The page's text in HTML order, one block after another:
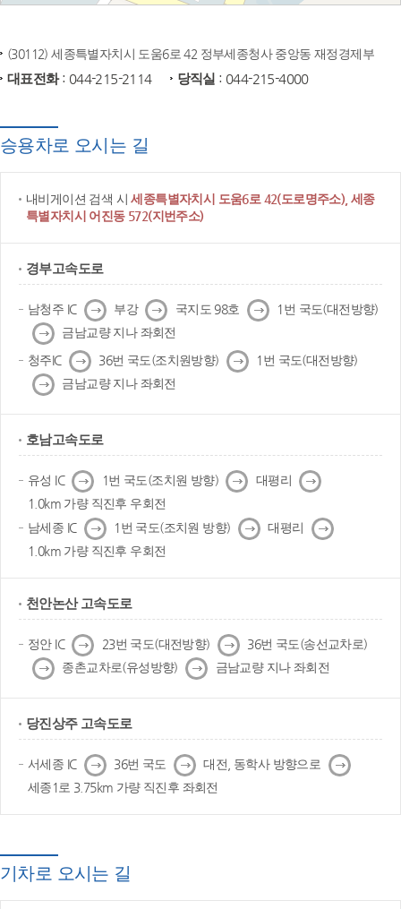
(30112) 세종특별자치시 도움6로 42 정부세종청사 중앙동 재정경제부
대표전화: 044-215-2114 당직실 : 044-215-4000
승용차로 오시는 길
내비게이션 검색 시세종특별자치시 도움6로 42(도로명주소), 세종
특별자치시 어진동 572(지번주소)
경부고속도로
남청주 IC 다
음
부강 다
음
국지도 98호 다
음
1번 국도(대전방향)
다
음
금남교량 지나 좌회전
청주IC 다
음
36번 국도(조치원방향) 다
음
1번 국도(대전방향)
다
음
금남교량 지나 좌회전
호남고속도로
유성 IC 다
음
1번 국도(조치원 방향) 다
음
대평리 다
음
1.0km 가량 직진후 우회전
남세종 IC 다
음
1번 국도(조치원 방향) 다
음
대평리
다
음
1.0km 가량 직진후 우회전
천안논산 고속도로
정안 IC 다
음
23번 국도(대전방향) 다
음
36번 국도(송선교차로)
다
음
종촌교차로(유성방향) 다
음
금남교량 지나 좌회전
당진상주 고속도로
서세종 IC 다
음
36번 국도 다
음
대전, 동학사 방향으로 다
음
세종1로 3.75km 가량 직진후 좌회전
기차로 오시는 길